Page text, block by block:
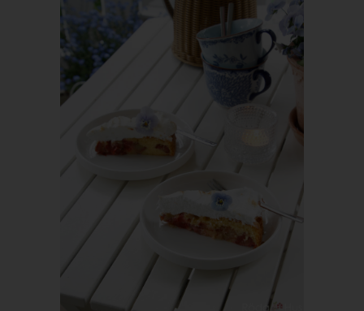
Die Internetseite erfasst mit jedem Aufruf der Internetseite durch
eine betroffene Person oder ein automatisiertes System eine
Reihe von allgemeinen Daten und Informationen. Diese
allgemeinen Daten und Informationen werden in den Logfiles
des Servers gespeichert. Erfasst werden können die (1)
verwendeten Browsertypen und Versionen, (2) das vom
Internetseite, von welcher ein zugreifendes System auf unsere
Internetseite gelangt (sogenannte Referrer), (4) die
unserer Internetseite angesteuert werden, (5) das Datum und
die Uhrzeit eines Zugriffs auf die Internetseite, (6) eine Internet-
Protokoll-Adresse (IP-Adresse), (7) der Internet-Service-
Provider des zugreifenden Systems und (8) sonstige ähnliche
Daten und Informationen, die der Gefahrenabwehr im Falle von
Angriffen auf unsere informationstechnologischen Systeme